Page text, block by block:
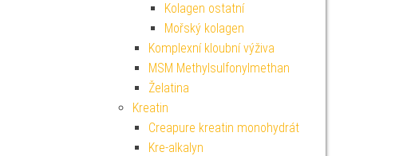
Kolagen ostatní
Mořský kolagen
Komplexní kloubní výživa
MSM Methylsulfonylmethan
Želatina
Kreatin
Creapure kreatin monohydrát
Kre-alkalyn